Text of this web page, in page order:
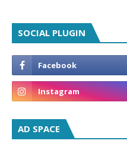
SOCIAL PLUGIN
AD SPACE